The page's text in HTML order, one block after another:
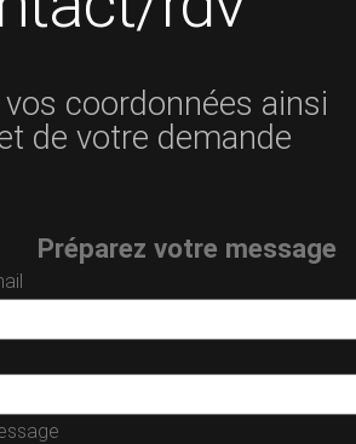
coordonnées ainsi
de votre demande
Préparez votre message